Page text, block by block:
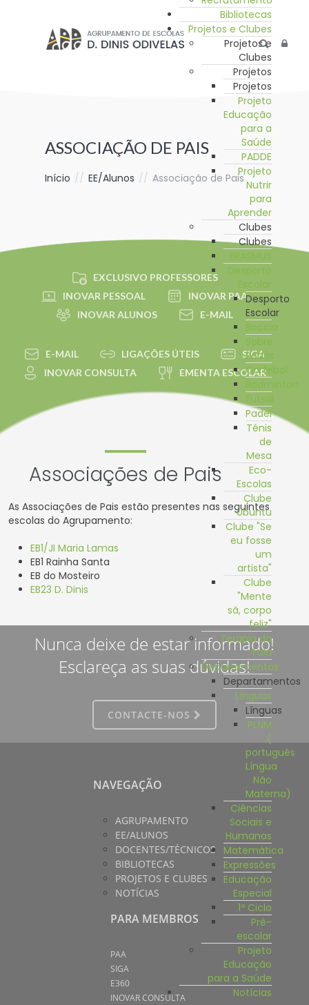
Bibliotecas
Projetos e Clubes
Projetos e
Clubes
Projetos
Projetos
Projeto
Educação
para a
Saúde
PADDE
Projeto
Nutrir
para
Aprender
Clubes
Clubes
ERASMUS
Desporto
Escolar
Desporto
Escolar
Boccia
Sobre
Rodas
Corfebol
Badminton
Futsal
Padel
Ténis
de
Mesa
Eco-
Escolas
Clube
Ubuntu
Clube "Se
eu fosse
um
artista"
Clube
"Mente
sã, corpo
feliz"
Terapia da
Fala
Departamentos
Departamentos
Línguas
Línguas
PLNM
(
português
Língua
Não
Materna)
Ciências
Sociais e
Humanas
Matemática
Expressões
Educação
Especial
1º Ciclo
Pré-
escolar
Projeto
Educação
para a Saúde
Notícias
ASSOCIAÇÃO DE PAIS
Início // EE/Alunos // Associação de Pais
EXCLUSIVO PROFESSORES
INOVAR PESSOAL
INOVAR PAA
INOVAR ALUNOS
E-MAIL
E-MAIL LIGAÇÕES ÚTEIS
SIGA
INOVAR CONSULTA
EMENTA ESCOLAR
Associações de Pais
As Associações de Pais estão presentes nas seguintes
escolas do Agrupamento:
EB1/JI Maria Lamas
EB1 Rainha Santa
EB do Mosteiro
EB23 D. Dinis
Nunca deixe de estar informado!
Esclareça as suas dúvidas!
CONTACTE-NOS
NAVEGAÇÃO
AGRUPAMENTO
EE/ALUNOS
DOCENTES/TÉCNICOS
BIBLIOTECAS
PROJETOS E CLUBES
NOTÍCIAS
PARA MEMBROS
PAA
SIGA
E360
INOVAR CONSULTA